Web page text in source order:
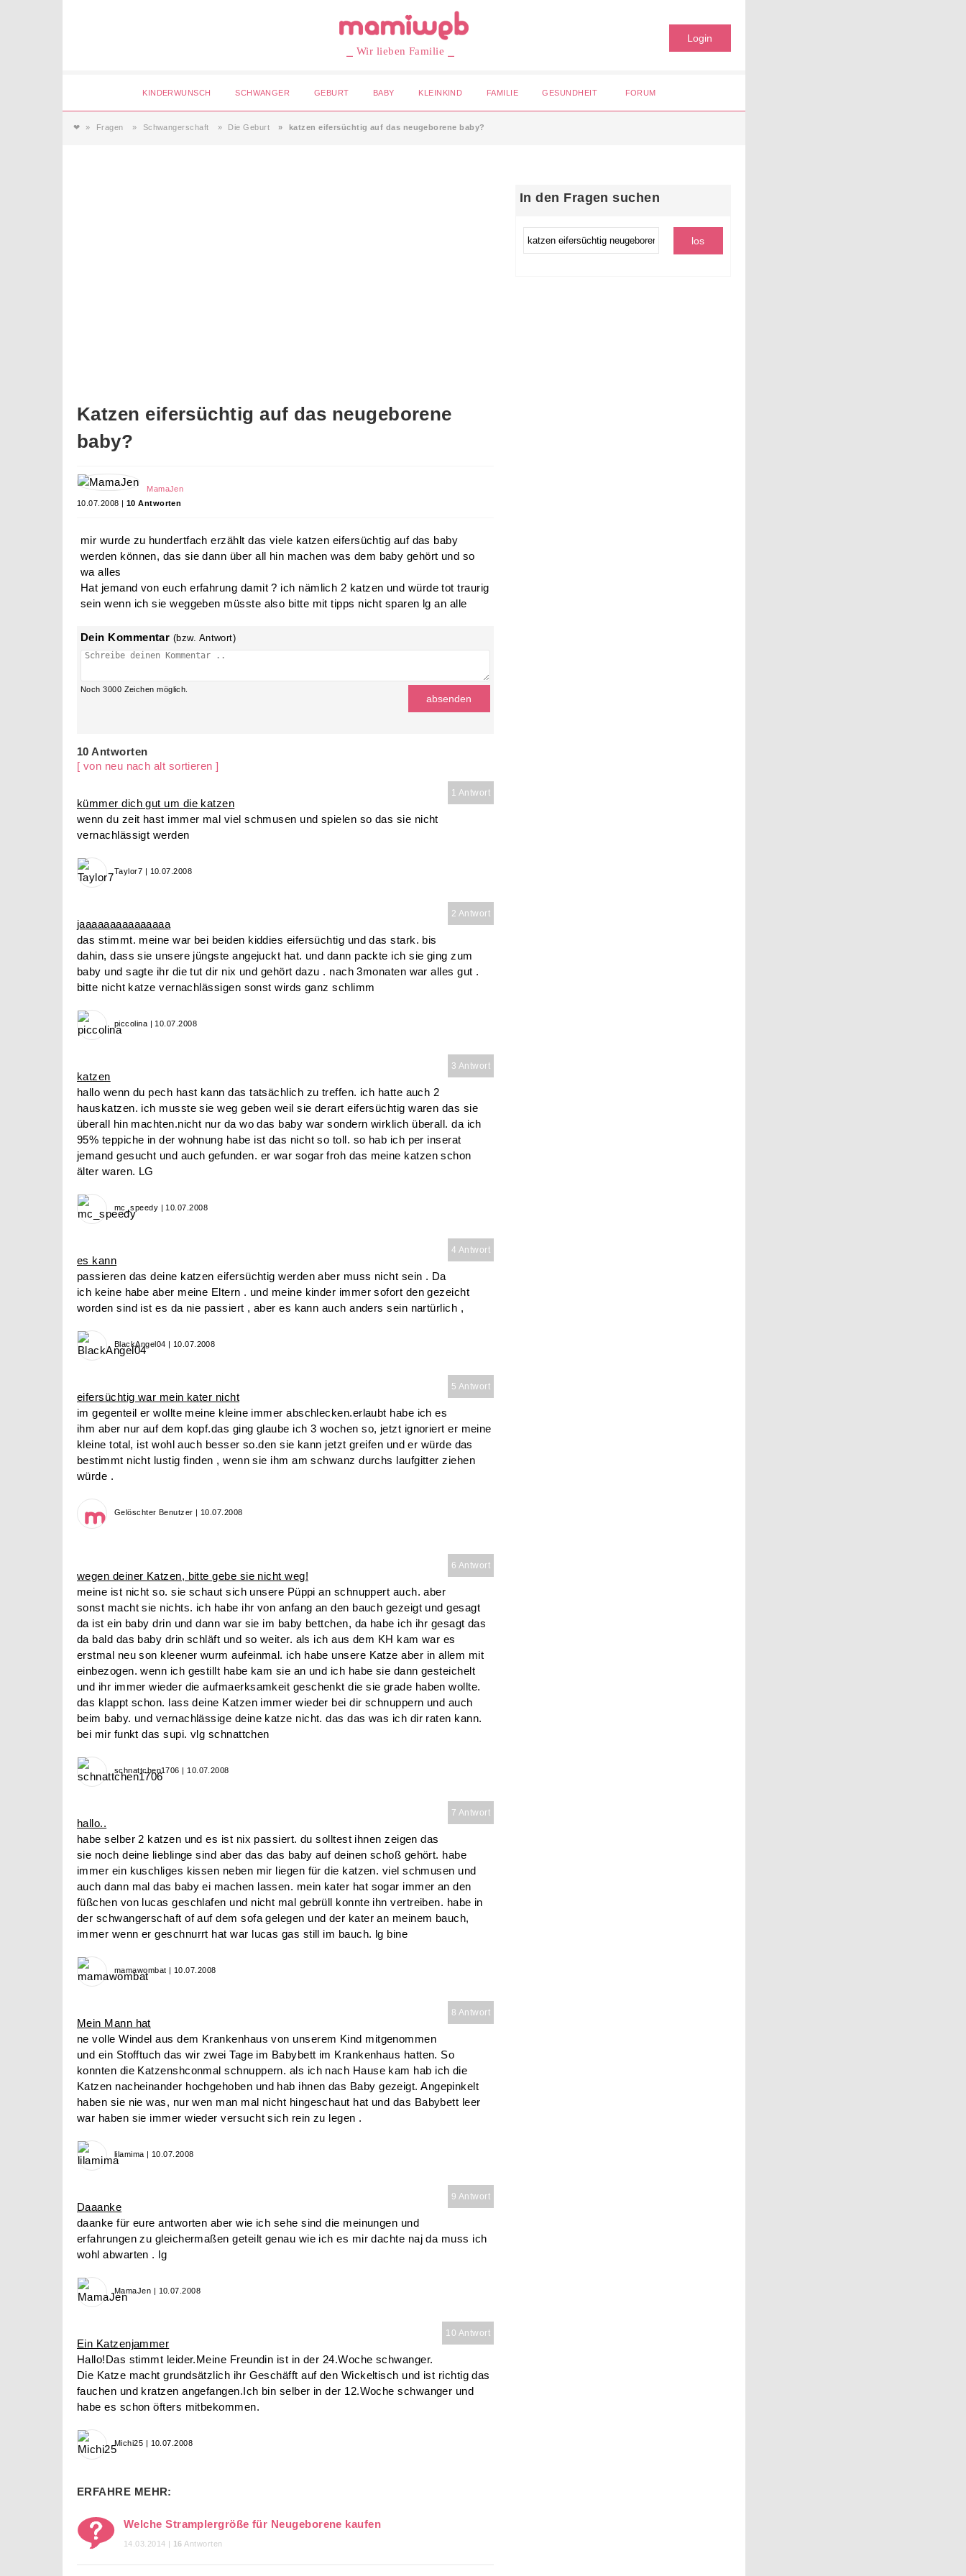
⎯ Wir lieben Familie ⎯
Login
KINDERWUNSCH SCHWANGER GEBURT BABY KLEINKIND FAMILIE GESUNDHEIT FORUM
❤ Fragen Schwangerschaft Die Geburt katzen eifersüchtig auf das neugeborene baby?
Katzen eifersüchtig auf das neugeborene
baby?
MamaJen
10.07.2008 | 10 Antworten
mir wurde zu hundertfach erzählt das viele katzen eifersüchtig auf das baby
werden können, das sie dann über all hin machen was dem baby gehört und so
wa alles
Hat jemand von euch erfahrung damit ? ich nämlich 2 katzen und würde tot traurig
sein wenn ich sie weggeben müsste also bitte mit tipps nicht sparen lg an alle
Dein Kommentar (bzw. Antwort)
Noch3000 Zeichen möglich.
10 Antworten
[ von neu nach alt sortieren ]
1 Antwort
kümmer dich gut um die katzen
wenn du zeit hast immer mal viel schmusen und spielen so das sie nicht
vernachlässigt werden
Taylor7 | 10.07.2008
2 Antwort
jaaaaaaaaaaaaaaa
das stimmt. meine war bei beiden kiddies eifersüchtig und das stark. bis
dahin, dass sie unsere jüngste angejuckt hat. und dann packte ich sie ging zum
baby und sagte ihr die tut dir nix und gehört dazu . nach 3monaten war alles gut .
bitte nicht katze vernachlässigen sonst wirds ganz schlimm
piccolina | 10.07.2008
3 Antwort
katzen
hallo wenn du pech hast kann das tatsächlich zu treffen. ich hatte auch 2
hauskatzen. ich musste sie weg geben weil sie derart eifersüchtig waren das sie
überall hin machten.nicht nur da wo das baby war sondern wirklich überall. da ich
95% teppiche in der wohnung habe ist das nicht so toll. so hab ich per inserat
jemand gesucht und auch gefunden. er war sogar froh das meine katzen schon
älter waren. LG
mc_speedy | 10.07.2008
4 Antwort
es kann
passieren das deine katzen eifersüchtig werden aber muss nicht sein . Da
ich keine habe aber meine Eltern . und meine kinder immer sofort den gezeicht
worden sind ist es da nie passiert , aber es kann auch anders sein nartürlich ,
BlackAngel04 | 10.07.2008
5 Antwort
eifersüchtig war mein kater nicht
im gegenteil er wollte meine kleine immer abschlecken.erlaubt habe ich es
ihm aber nur auf dem kopf.das ging glaube ich 3 wochen so, jetzt ignoriert er meine
kleine total, ist wohl auch besser so.den sie kann jetzt greifen und er würde das
bestimmt nicht lustig finden , wenn sie ihm am schwanz durchs laufgitter ziehen
würde .
Gelöschter Benutzer | 10.07.2008
6 Antwort
wegen deiner Katzen, bitte gebe sie nicht weg!
meine ist nicht so. sie schaut sich unsere Püppi an schnuppert auch. aber
sonst macht sie nichts. ich habe ihr von anfang an den bauch gezeigt und gesagt
da ist ein baby drin und dann war sie im baby bettchen, da habe ich ihr gesagt das
da bald das baby drin schläft und so weiter. als ich aus dem KH kam war es
erstmal neu son kleener wurm aufeinmal. ich habe unsere Katze aber in allem mit
einbezogen. wenn ich gestillt habe kam sie an und ich habe sie dann gesteichelt
und ihr immer wieder die aufmaerksamkeit geschenkt die sie grade haben wollte.
das klappt schon. lass deine Katzen immer wieder bei dir schnuppern und auch
beim baby. und vernachlässige deine katze nicht. das das was ich dir raten kann.
bei mir funkt das supi. vlg schnattchen
schnattchen1706 | 10.07.2008
7 Antwort
hallo..
habe selber 2 katzen und es ist nix passiert. du solltest ihnen zeigen das
sie noch deine lieblinge sind aber das das baby auf deinen schoß gehört. habe
immer ein kuschliges kissen neben mir liegen für die katzen. viel schmusen und
auch dann mal das baby ei machen lassen. mein kater hat sogar immer an den
füßchen von lucas geschlafen und nicht mal gebrüll konnte ihn vertreiben. habe in
der schwangerschaft of auf dem sofa gelegen und der kater an meinem bauch,
immer wenn er geschnurrt hat war lucas gas still im bauch. lg bine
mamawombat | 10.07.2008
8 Antwort
Mein Mann hat
ne volle Windel aus dem Krankenhaus von unserem Kind mitgenommen
und ein Stofftuch das wir zwei Tage im Babybett im Krankenhaus hatten. So
konnten die Katzenshconmal schnuppern. als ich nach Hause kam hab ich die
Katzen nacheinander hochgehoben und hab ihnen das Baby gezeigt. Angepinkelt
haben sie nie was, nur wen man mal nicht hingeschaut hat und das Babybett leer
war haben sie immer wieder versucht sich rein zu legen .
lilamima | 10.07.2008
9 Antwort
Daaanke
daanke für eure antworten aber wie ich sehe sind die meinungen und
erfahrungen zu gleichermaßen geteilt genau wie ich es mir dachte naj da muss ich
wohl abwarten . lg
MamaJen | 10.07.2008
10 Antwort
Ein Katzenjammer
Hallo!Das stimmt leider.Meine Freundin ist in der 24.Woche schwanger.
Die Katze macht grundsätzlich ihr Geschäfft auf den Wickeltisch und ist richtig das
fauchen und kratzen angefangen.Ich bin selber in der 12.Woche schwanger und
habe es schon öfters mitbekommen.
Michi25 | 10.07.2008
ERFAHRE MEHR:
Welche Stramplergröße für Neugeborene kaufen
14.03.2014 | 16 Antworten
In den Fragen suchen